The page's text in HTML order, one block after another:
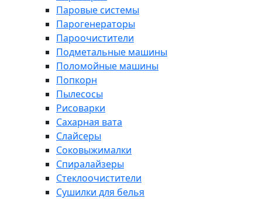
Паровые системы
Парогенераторы
Пароочистители
Подметальные машины
Поломойные машины
Попкорн
Пылесосы
Рисоварки
Сахарная вата
Слайсеры
Соковыжималки
Спиралайзеры
Стеклоочистители
Сушилки для белья